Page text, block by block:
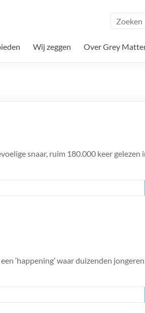
Wij zeggen Over Grey
snaar, ruim 180.000 keer gelezen
‘happening’ waar duizenden